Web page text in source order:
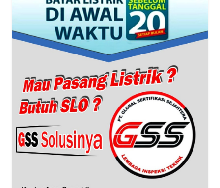
KARIR
Wahana
Regional
WN
SUMUT